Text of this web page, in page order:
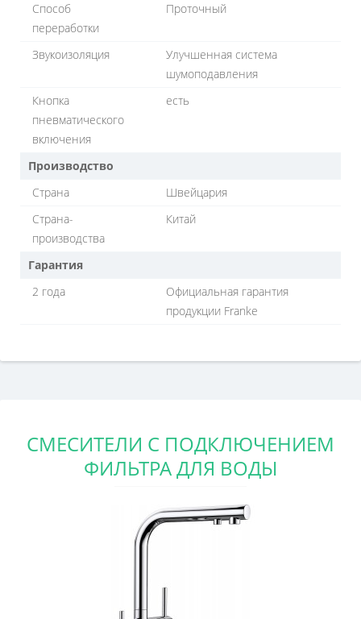
Способ
переработки
Проточный
Звукоизоляция
Улучшенная система
шумоподавления
Кнопка
пневматического
включения
есть
Производство
Страна
Швейцария
Страна-
производства
Китай
Гарантия
2 года
Официальная гарантия
продукции Franke
СМЕСИТЕЛИ С ПОДКЛЮЧЕНИЕМ
ФИЛЬТРА ДЛЯ ВОДЫ